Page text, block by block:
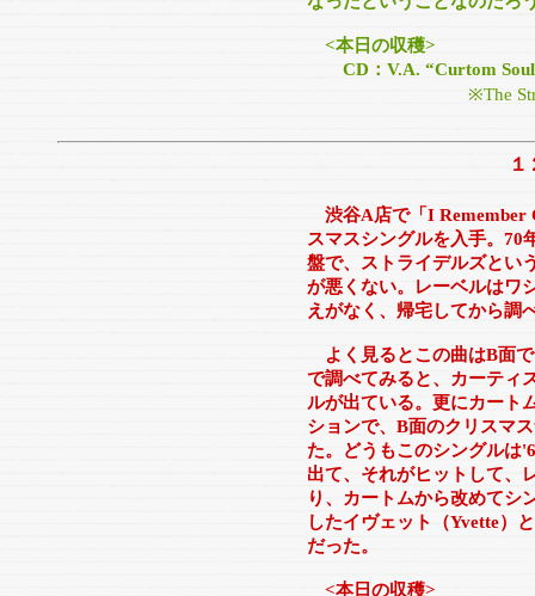
<本日の収穫>
CD：V.A. “Curtom
※The
渋谷A店で「I Remember
スマスシングルを入手。70
盤で、ストライデルズとい
が悪くない。レーベルはワ
えがなく、帰宅してから調
よく見るとこの曲はB面
で調べてみると、カーティ
ルが出ている。更にカート
ションで、B面のクリスマ
た。どうもこのシングルは
出て、それがヒットして、
り、カートムから改めてシ
したイヴェット（Yvette）
だった。
<本日の収穫>